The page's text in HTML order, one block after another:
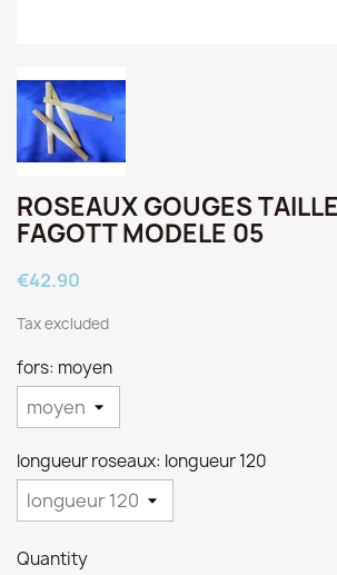
ROSEAUX GOUGES
FAGOTT MODELE 05
€42.90
Tax excluded
fors: moyen
longueur roseaux: longueur 120
Quantity